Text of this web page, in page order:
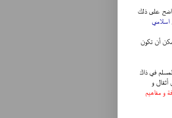
على ذلك
اسلامي
أن تكون
في ذاك
و
و مفاهيم